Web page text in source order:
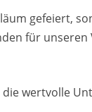
ge­fei­ert,
für
wert­vol­le